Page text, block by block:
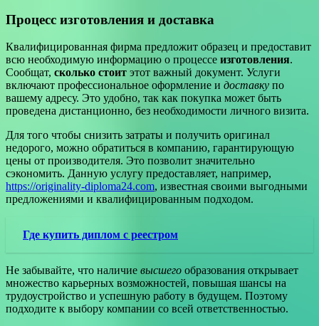
Процесс изготовления и доставка
Квалифицированная фирма предложит образец и предоставит
всю необходимую информацию о процессе изготовления.
Сообщат, сколько стоит этот важный документ. Услуги
включают профессиональное оформление и доставку по
вашему адресу. Это удобно, так как покупка может быть
проведена дистанционно, без необходимости личного визита.
Для того чтобы снизить затраты и получить оригинал
недорого, можно обратиться в компанию, гарантирующую
цены от производителя. Это позволит значительно
сэкономить. Данную услугу предоставляет, например,
https://originality-diploma24.com, известная своими выгодными
предложениями и квалифицированным подходом.
Где купить диплом с реестром
Не забывайте, что наличие высшего образования открывает
множество карьерных возможностей, повышая шансы на
трудоустройство и успешную работу в будущем. Поэтому
подходите к выбору компании со всей ответственностью.